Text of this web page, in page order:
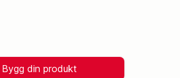
Bygg din produkt